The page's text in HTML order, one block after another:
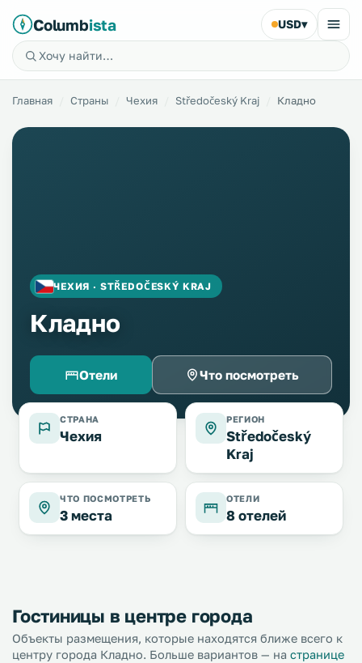
Columbista USD▾
Главная Страны Чехия Středočeský Kraj Кладно
ЧЕХИЯ · STŘEDOČESKÝ KRAJ
Кладно
Отели Что посмотреть
СТРАНА
Чехия
РЕГИОН
Středočeský
Kraj
ЧТО ПОСМОТРЕТЬ
3 места
ОТЕЛИ
8 отелей
Гостиницы в центре города
Объекты размещения, которые находятся ближе всего к
центру города Кладно. Больше вариантов — на странице